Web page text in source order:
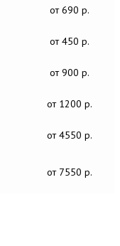
от 690 р.
от 450 р.
от 900 р.
от 1200 р.
от 4550 р.
от 7550 р.